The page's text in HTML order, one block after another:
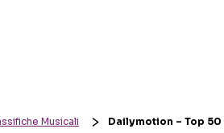
Musicali
Dailymotion – Top